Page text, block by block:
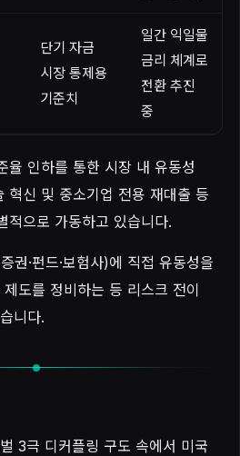
단기 자금
시장 통제용
기준치
일간 익일물
금리 체계로
전환 추진
중
율 인하를 통한 시장 내 유동성
혁신 및 중소기업 전용 재대출 등
으로 가동하고 있습니다.
권·펀드·보험사)에 직접 유동성을
도를 정비하는 등 리스크 전이
니다.
3극 디커플링 구도 속에서 미국